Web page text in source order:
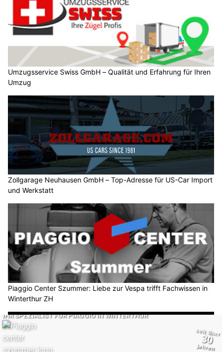
Umzugsservice Swiss GmbH – Qualität und Erfahrung für Ihren
Umzug
Zollgarage Neuhausen GmbH – Top-Adresse für US-Car Import
und Werkstatt
Piaggio Center Szummer: Liebe zur Vespa trifft Fachwissen in
Winterthur ZH